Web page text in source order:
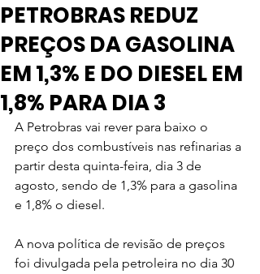
PETROBRAS REDUZ
PREÇOS DA GASOLINA
EM 1,3% E DO DIESEL EM
1,8% PARA DIA 3
A Petrobras vai rever para baixo o
preço dos combustíveis nas refinarias a
partir desta quinta-feira, dia 3 de
agosto, sendo de 1,3% para a gasolina
e 1,8% o diesel.
A nova política de revisão de preços
foi divulgada pela petroleira no dia 30